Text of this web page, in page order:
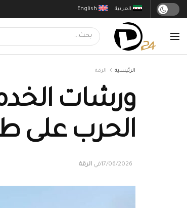
English العربية
الرئيسية الرقة
ورشات
الحرب على
17/06/2026 في الرقة